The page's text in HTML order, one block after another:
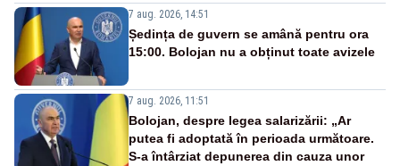
7 aug. 2026, 14:51
Ședința de guvern se amână pentru ora
15:00. Bolojan nu a obținut toate avizele
7 aug. 2026, 11:51
Bolojan, despre legea salarizării: „Ar
putea fi adoptată în perioada următoare.
S-a întârziat depunerea din cauza unor